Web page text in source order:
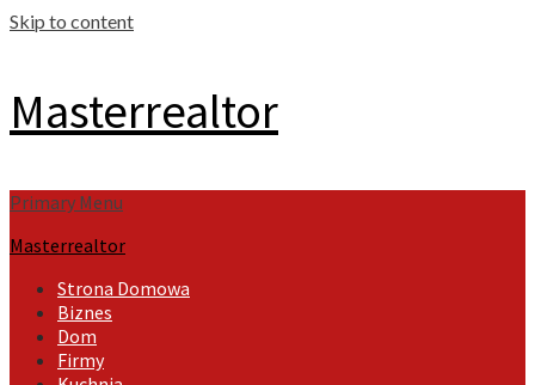
Skip to content
Masterrealtor
Primary Menu
Masterrealtor
Strona Domowa
Biznes
Dom
Firmy